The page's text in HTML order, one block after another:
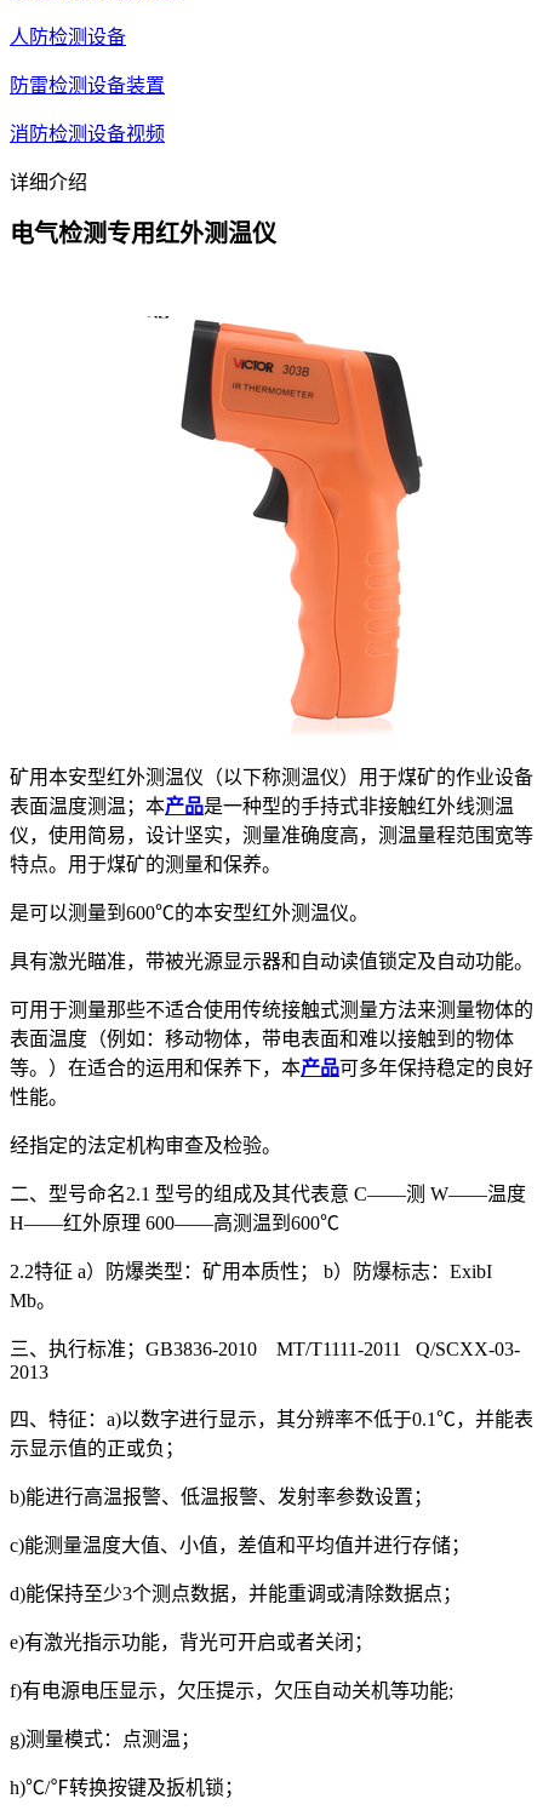
人防检测设备
防雷检测设备装置
消防检测设备视频
详细介绍
电气检测专用红外测温仪
矿用本安型红外测温仪（以下称测温仪）用于煤矿的作业设备
表面温度测温；本产品是一种型的手持式非接触红外线测温
仪，使用简易，设计坚实，测量准确度高，测温量程范围宽等
特点。用于煤矿的测量和保养。
是可以测量到600℃的本安型红外测温仪。
具有激光瞄准，带被光源显示器和自动读值锁定及自动功能。
可用于测量那些不适合使用传统接触式测量方法来测量物体的
表面温度（例如：移动物体，带电表面和难以接触到的物体
等。）在适合的运用和保养下，本产品可多年保持稳定的良好
性能。
经指定的法定机构审查及检验。
二、型号命名2.1 型号的组成及其代表意 C——测 W——温度
H——红外原理 600——高测温到600℃
2.2特征 a）防爆类型：矿用本质性； b）防爆标志：ExibI
Mb。
三、执行标准；GB3836-2010 MT/T1111-2011 Q/SCXX-03-
2013
四、特征：a)以数字进行显示，其分辨率不低于0.1℃，并能表
示显示值的正或负；
b)能进行高温报警、低温报警、发射率参数设置；
c)能测量温度大值、小值，差值和平均值并进行存储；
d)能保持至少3个测点数据，并能重调或清除数据点；
e)有激光指示功能，背光可开启或者关闭；
f)有电源电压显示，欠压提示，欠压自动关机等功能;
g)测量模式：点测温；
h)℃/℉转换按键及扳机锁；